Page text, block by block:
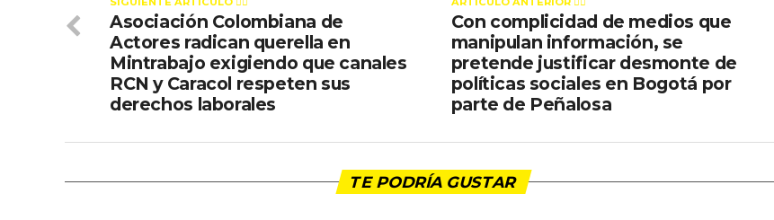
Con complicidad de medios que
manipulan información, se
pretende justificar desmonte de
políticas sociales en Bogotá por
parte de Peñalosa
Asociación Colombiana de
Actores radican querella en
Mintrabajo exigiendo que canales
RCN y Caracol respeten sus
derechos laborales
TE PODRÍA GUSTAR